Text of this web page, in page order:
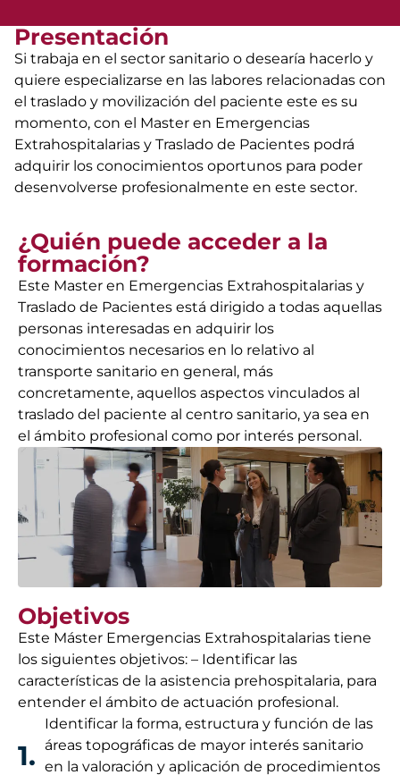
Presentación
Si trabaja en el sector sanitario o desearía hacerlo y
quiere especializarse en las labores relacionadas con
el traslado y movilización del paciente este es su
momento, con el Master en Emergencias
Extrahospitalarias y Traslado de Pacientes podrá
adquirir los conocimientos oportunos para poder
desenvolverse profesionalmente en este sector.
¿Quién puede acceder a la
formación?
Este Master en Emergencias Extrahospitalarias y
Traslado de Pacientes está dirigido a todas aquellas
personas interesadas en adquirir los
conocimientos necesarios en lo relativo al
transporte sanitario en general, más
concretamente, aquellos aspectos vinculados al
traslado del paciente al centro sanitario, ya sea en
el ámbito profesional como por interés personal.
Objetivos
Este Máster Emergencias Extrahospitalarias tiene
los siguientes objetivos: – Identificar las
características de la asistencia prehospitalaria, para
entender el ámbito de actuación profesional.
1.
Identificar la forma, estructura y función de las
áreas topográficas de mayor interés sanitario
en la valoración y aplicación de procedimientos